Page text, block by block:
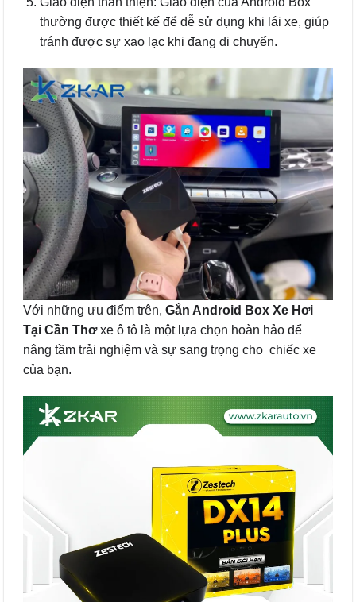
thường được thiết kế để dễ sử dụng khi lái xe, giúp
tránh được sự xao lạc khi đang di chuyển.
Với những ưu điểm trên, Gắn Android Box Xe Hơi
Tại Cần Thơxe ô tô là một lựa chọn hoàn hảo để
nâng tầm trải nghiệm và sự sang trọng cho chiếc xe
của bạn.